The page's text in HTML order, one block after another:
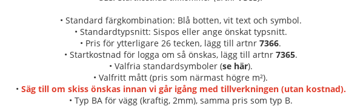
• Standard färgkombination: Blå botten, vit text och symbol.
• Standardtypsnitt: Sispos eller ange önskat typsnitt.
• Pris för ytterligare 26 tecken, lägg till artnr 7366.
• Startkostnad för logga om så önskas, lägg till artnr 7365.
• Valfria standardsymboler (se här).
• Valfritt mått (pris som närmast högre m²).
• Säg till om skiss önskas innan vi går igång med tillverkningen (utan kostnad).
• Typ BA för vägg (kraftig, 2mm), samma pris som typ B.